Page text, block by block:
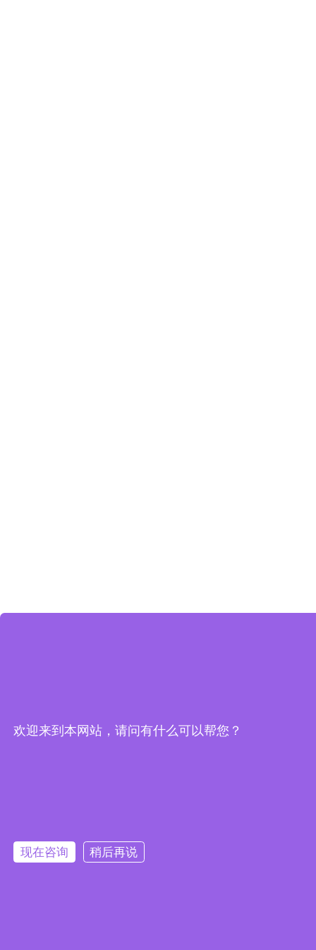
欢迎来到本网站，请问有什么可以帮您？
现在咨询 稍后再说